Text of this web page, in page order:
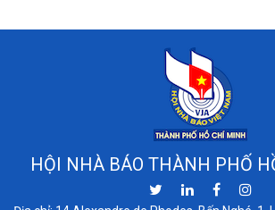
HỘI NHÀ BÁO THÀNH PHỐ